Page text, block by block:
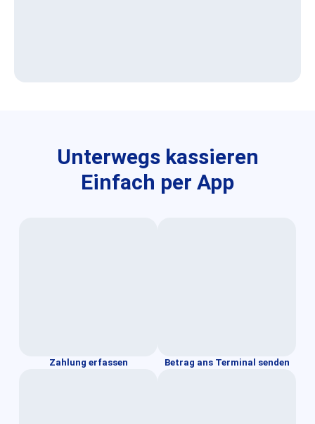
Unterwegs kassieren
Einfach per App
Zahlung erfassen Betrag ans Terminal senden